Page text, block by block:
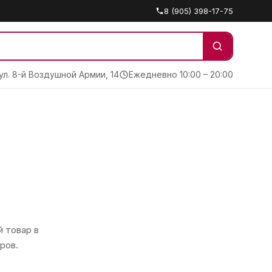
8 (905) 398-17-75
8-й Воздушной Армии, 14 Ежедневно 10:00 – 20:00
товар в